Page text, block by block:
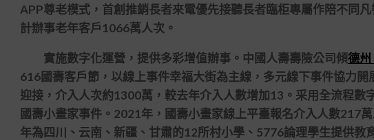
APP尊老模式，首創推銷長者來電優先接聽長者臨柜專屬作陪不同
計辦事老年客戶1066萬人次。
實施數字化運營，提供多彩增值辦事。中國人壽壽險公司傾德州
616國壽客戶節，以線上事件幸福大街為主線，多元線下事件協力
迎接，介入人次約1300萬，較去年介入人數增加13。采用全流程
國壽小畫家事件。2021年，國壽小畫家線上平臺報名介入人數217
年為四川、云南、新疆、甘肅的12所村小學、5776論理學生提供教